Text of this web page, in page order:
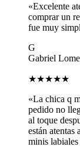
«Excelente
comprar un
fue muy
G
Gabriel
★★★★★
«La chica q
pedido no
al toque
están
minis